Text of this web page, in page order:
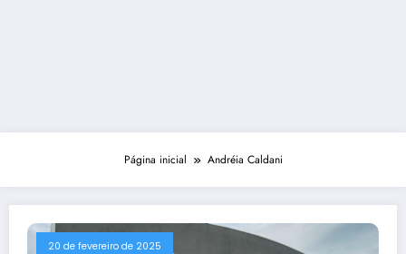
Página inicial Andréia Caldani
20 de fevereiro de 2025